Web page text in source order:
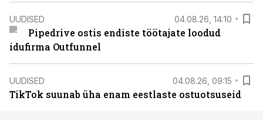
UUDISED 04.08.26, 14:10
Pipedrive ostis endiste töötajate loodud
idufirma Outfunnel
UUDISED 04.08.26, 09:15
TikTok suunab üha enam eestlaste ostuotsuseid